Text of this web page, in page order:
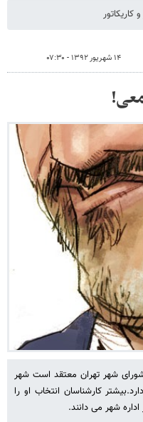
کاریکاتور
۱۴ شهریور ۱۳۹۲ - ۰۷:۳۰
شهر تهران معتقد است شهر
کارشناسان انتخاب او را
شهر می دانند.